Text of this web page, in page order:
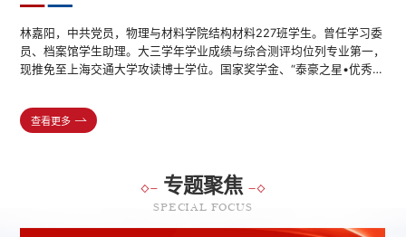
三十多年里，他的身份几经转换——从余干村里走出来的大学生，到讲
台上的青年讲师，再到哲学系主任、人文学院院长，后来又赴上饶师范
学院履职十三年，先后担任副校长、校长。头衔换了一轮又一轮，身份
以教书育人为天职。”位置可以变，讲台不能离；职务可以换，给学生
上课这件事不能断。
查看更多
五月的校园，毕业的气息与初夏的暑热一同弥漫。四处是拍照留念的年
轻面孔，笑靥中带着对未来的美好憧憬。会议室里，老师们反复讨论着
如何帮助学生迈过就业这道门槛；校园里，偶尔能听到学生低声交流考
查看更多
“学校有印刷任务时，我必须回来。”这并非一句随口的承诺，而是南昌
大学印刷厂胶印机机长傅平勇刻在心底的责任。三十年来，只要学校有
需要，他便转身奔赴印刷厂，从未有过半分迟疑。在他心中，每一份印
查看更多
林嘉阳，中共党员，物理与材料学院结构材料227班学生。曾任学习委
员、档案馆学生助理。大三学年学业成绩与综合测评均位列专业第一，
现推免至上海交通大学攻读博士学位。国家奖学金、“泰豪之星•优秀大
获校特等奖学金与三好学生标兵称号。主持一项国家级大学生创新创业
科研项目，发表3篇SCI论文（含中科院TOP权威期刊），拥有2项国家
查看更多
三十多年里，他的身份几经转换——从余干村里走出来的大学生，到讲
台上的青年讲师，再到哲学系主任、人文学院院长，后来又赴上饶师范
学院履职十三年，先后担任副校长、校长。头衔换了一轮又一轮，身份
以教书育人为天职。”位置可以变，讲台不能离；职务可以换，给学生
上课这件事不能断。
查看更多
五月的校园，毕业的气息与初夏的暑热一同弥漫。四处是拍照留念的年
轻面孔，笑靥中带着对未来的美好憧憬。会议室里，老师们反复讨论着
如何帮助学生迈过就业这道门槛；校园里，偶尔能听到学生低声交流考
查看更多
“学校有印刷任务时，我必须回来。”这并非一句随口的承诺，而是南昌
大学印刷厂胶印机机长傅平勇刻在心底的责任。三十年来，只要学校有
需要，他便转身奔赴印刷厂，从未有过半分迟疑。在他心中，每一份印
查看更多
林嘉阳，中共党员，物理与材料学院结构材料227班学生。曾任学习委
员、档案馆学生助理。大三学年学业成绩与综合测评均位列专业第一，
现推免至上海交通大学攻读博士学位。国家奖学金、“泰豪之星•优秀大
获校特等奖学金与三好学生标兵称号。主持一项国家级大学生创新创业
科研项目，发表3篇SCI论文（含中科院TOP权威期刊），拥有2项国家
查看更多
三十多年里，他的身份几经转换——从余干村里走出来的大学生，到讲
台上的青年讲师，再到哲学系主任、人文学院院长，后来又赴上饶师范
学院履职十三年，先后担任副校长、校长。头衔换了一轮又一轮，身份
以教书育人为天职。”位置可以变，讲台不能离；职务可以换，给学生
上课这件事不能断。
查看更多
五月的校园，毕业的气息与初夏的暑热一同弥漫。四处是拍照留念的年
轻面孔，笑靥中带着对未来的美好憧憬。会议室里，老师们反复讨论着
如何帮助学生迈过就业这道门槛；校园里，偶尔能听到学生低声交流考
查看更多
专题聚焦
SPECIAL FOCUS